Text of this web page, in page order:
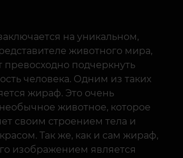
на уникальном,
животного мира,
превосходно подчеркнуть
человека. Одним из таких
жираф. Это очень
животное, которое
своим строением тела и
Так же, как и сам жираф,
изображением является